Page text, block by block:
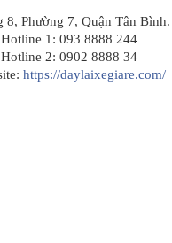
Phường 7, Quận Tân
Hotline 1: 093 8888 244
Hotline 2: 0902 8888 34
https://daylaixegiare.com/